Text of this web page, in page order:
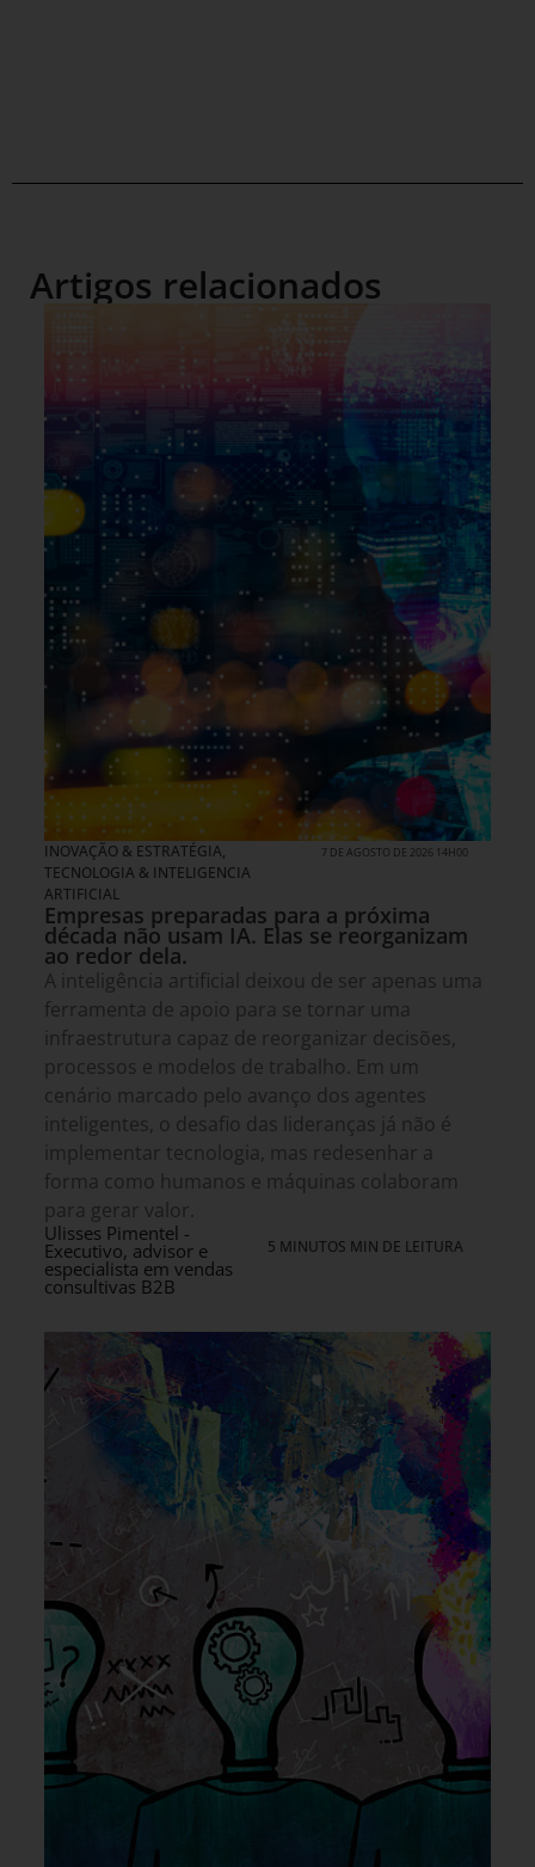
Artigos relacionados
INOVAÇÃO & ESTRATÉGIA,
TECNOLOGIA & INTELIGENCIA
ARTIFICIAL
7 DE AGOSTO DE 2026 14H00
Empresas preparadas para a próxima
década não usam IA. Elas se reorganizam
ao redor dela.
A inteligência artificial deixou de ser apenas uma
ferramenta de apoio para se tornar uma
infraestrutura capaz de reorganizar decisões,
processos e modelos de trabalho. Em um
cenário marcado pelo avanço dos agentes
inteligentes, o desafio das lideranças já não é
implementar tecnologia, mas redesenhar a
forma como humanos e máquinas colaboram
para gerar valor.
Ulisses Pimentel -
Executivo, advisor e
especialista em vendas
consultivas B2B
5 MINUTOS MIN DE LEITURA